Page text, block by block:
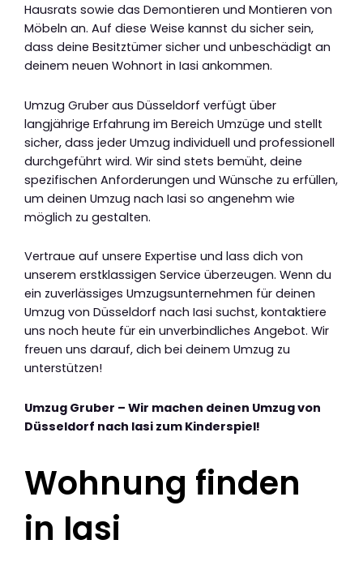
Hausrats sowie das Demontieren und Montieren von
Möbeln an. Auf diese Weise kannst du sicher sein,
dass deine Besitztümer sicher und unbeschädigt an
deinem neuen Wohnort in Iasi ankommen.
Umzug Gruber aus Düsseldorf verfügt über
langjährige Erfahrung im Bereich Umzüge und stellt
sicher, dass jeder Umzug individuell und professionell
durchgeführt wird. Wir sind stets bemüht, deine
spezifischen Anforderungen und Wünsche zu erfüllen,
um deinen Umzug nach Iasi so angenehm wie
möglich zu gestalten.
Vertraue auf unsere Expertise und lass dich von
unserem erstklassigen Service überzeugen. Wenn du
ein zuverlässiges Umzugsunternehmen für deinen
Umzug von Düsseldorf nach Iasi suchst, kontaktiere
uns noch heute für ein unverbindliches Angebot. Wir
freuen uns darauf, dich bei deinem Umzug zu
unterstützen!
Umzug Gruber – Wir machen deinen Umzug von
Düsseldorf nach Iasi zum Kinderspiel!
Wohnung finden
in Iasi